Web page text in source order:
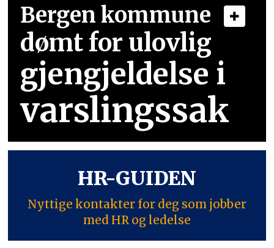
Bergen kommune
dømt for ulovlig
gjengjeldelse i
varslingssak
HR-GUIDEN
Nyttige kontakter for deg som jobber
med HR og ledelse